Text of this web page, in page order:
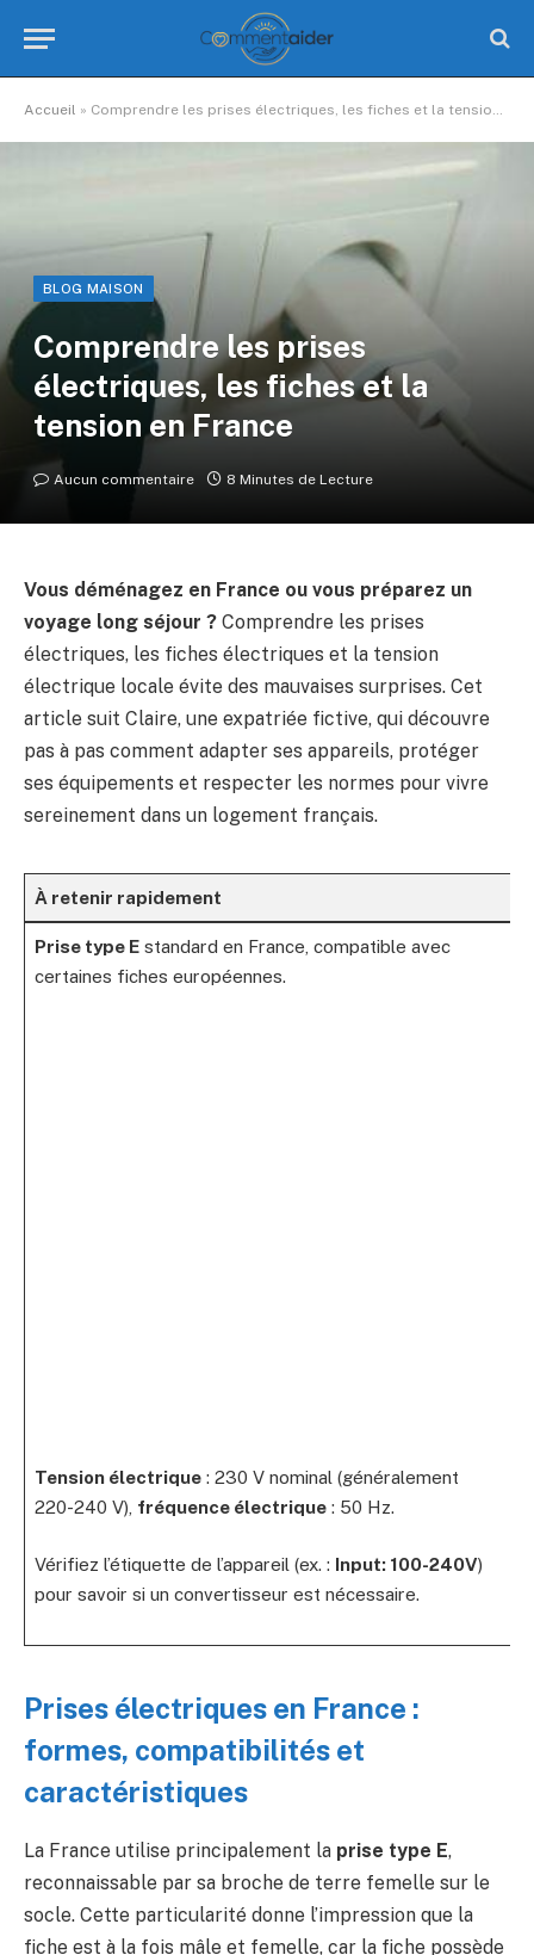
Accueil » Comprendre les prises électriques, les fiches et la tension en France
BLOG MAISON
Comprendre les prises
électriques, les fiches et la
tension en France
Aucun commentaire 8 Minutes de Lecture
Vous déménagez en France ou vous préparez un
voyage long séjour ? Comprendre les prises
électriques, les fiches électriques et la tension
électrique locale évite des mauvaises surprises. Cet
article suit Claire, une expatriée fictive, qui découvre
pas à pas comment adapter ses appareils, protéger
ses équipements et respecter les normes pour vivre
sereinement dans un logement français.
À retenir rapidement
Prise type Estandard en France, compatible avec
certaines fiches européennes.
Tension électrique: 230 V nominal (généralement
220-240 V), fréquence électrique: 50 Hz.
Vérifiez l’étiquette de l’appareil (ex. : Input: 100-240V)
pour savoir si un convertisseur est nécessaire.
Prises électriques en France :
formes, compatibilités et
caractéristiques
La France utilise principalement la prise type E,
reconnaissable par sa broche de terre femelle sur le
socle. Cette particularité donne l’impression que la
fiche est à la fois mâle et femelle, car la fiche possède